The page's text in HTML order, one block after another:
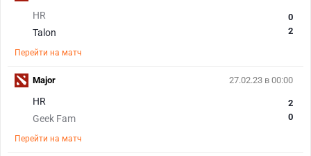
HR
Talon
0
2
Перейти на матч
27.02.23 в 00:00
HR
Geek Fam
2
0
Перейти на матч
Major